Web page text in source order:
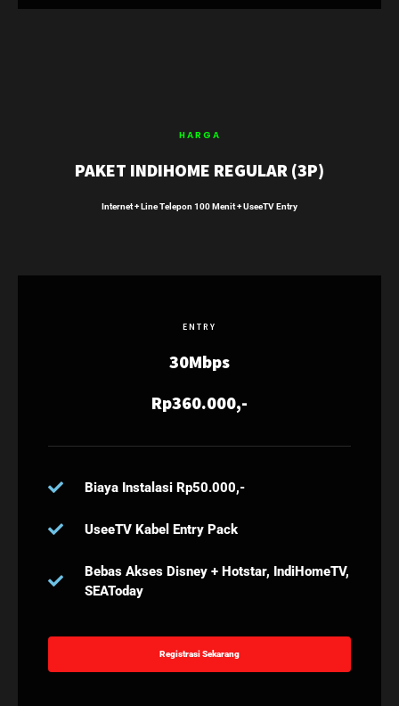
HARGA
PAKET INDIHOME REGULAR (3P)
Internet + Line Telepon 100 Menit + UseeTV Entry
ENTRY
30Mbps
Rp360.000,-
Biaya Instalasi Rp50.000,-
UseeTV Kabel Entry Pack
Bebas Akses Disney + Hotstar, IndiHomeTV,
SEAToday
Registrasi Sekarang